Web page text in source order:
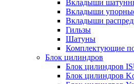
Вкладыши
Вкладыши
Вкладыши
Гильзы
Шатуны
Комплектующие
Блок цилиндров
Блок цилиндров
Блок цилиндров